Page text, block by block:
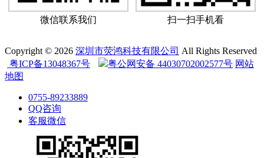
微信联系我们 扫一扫手机看
Copyright © 2026 深圳市荧鸿科技有限公司 All Rights Reserved
粤ICP备13048367号
粤公网安备 44030702002577号 网站
地图
0755-89233889
QQ咨询
客服微信